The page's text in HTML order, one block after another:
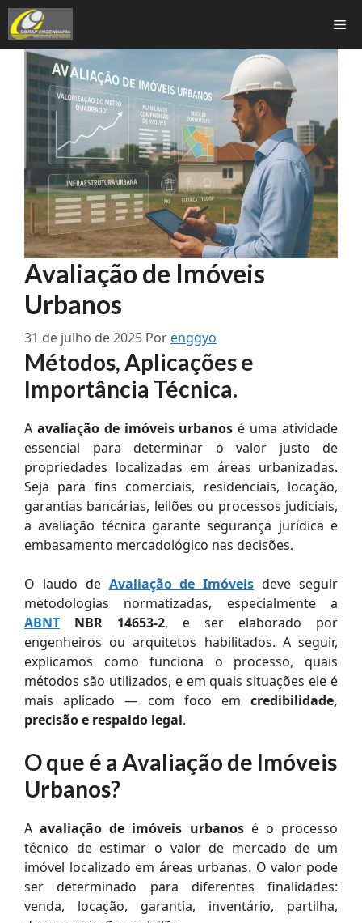
Pular
para
o
conteúdo
Avaliação de Imóveis
Urbanos
31 de julho de 2025 Por enggyo
Métodos, Aplicações e
Importância Técnica.
A avaliação de imóveis urbanos é uma atividade
essencial para determinar o valor justo de
propriedades localizadas em áreas urbanizadas.
Seja para fins comerciais, residenciais, locação,
garantias bancárias, leilões ou processos judiciais,
a avaliação técnica garante segurança jurídica e
embasamento mercadológico nas decisões.
O laudo de Avaliação de Imóveis deve seguir
metodologias normatizadas, especialmente a
ABNT NBR 14653-2, e ser elaborado por
engenheiros ou arquitetos habilitados. A seguir,
explicamos como funciona o processo, quais
métodos são utilizados, e em quais situações ele é
mais aplicado — com foco em credibilidade,
precisão e respaldo legal.
O que é a Avaliação de Imóveis
Urbanos?
Aavaliação de imóveis urbanosé o processo
técnico de estimar o valor de mercado de um
imóvel localizado em áreas urbanas. O valor pode
ser determinado para diferentes finalidades:
venda, locação, garantia, inventário, partilha,